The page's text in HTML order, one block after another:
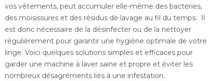
vos vêtements, peut accumuler elle-même des bactéries,
des moisissures et des résidus de lavage au fil du temps. Il
est donc nécessaire de la désinfecter ou de la nettoyer
régulièrement pour garantir une hygiène optimale de votre
linge. Voici quelques solutions simples et efficaces pour
garder une machine à laver saine et propre et éviter les
nombreux désagréments liés à une infestation.